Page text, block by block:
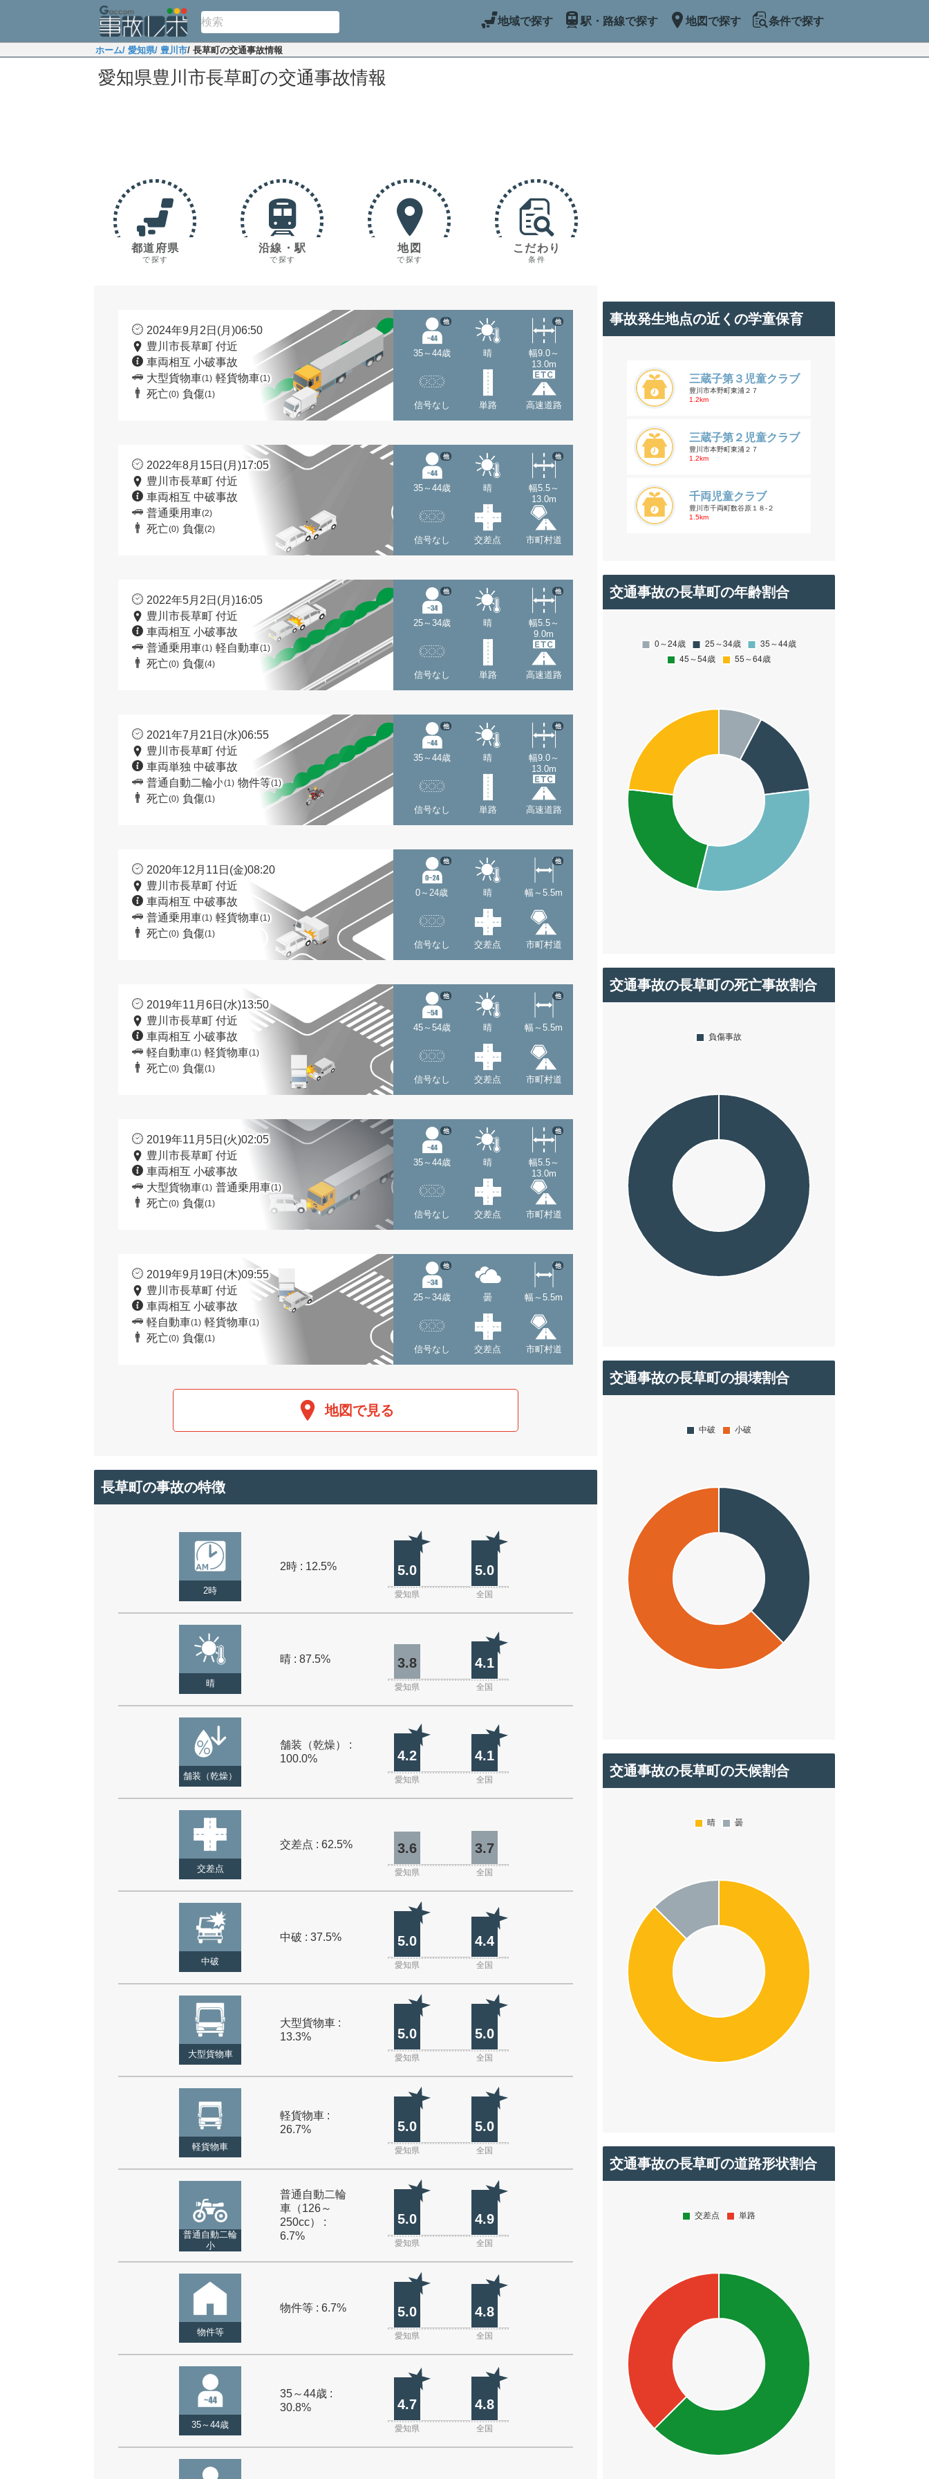
地域で探す 駅・路線で探す 地図で探す 条件で探す
ホーム/ 愛知県/ 豊川市/ 長草町の交通事故情報
愛知県豊川市長草町の交通事故情報
都道府県
で探す
沿線・駅
で探す
地図
で探す
こだわり
条件
2024年9月2日(月)06:50
豊川市長草町 付近
車両相互 小破事故
大型貨物車(1) 軽貨物車(1)
死亡(0) 負傷(1)
35～44歳
他
晴
幅9.0～
13.0m
他
信号なし 単路 高速道路
2022年8月15日(月)17:05
豊川市長草町 付近
車両相互 中破事故
普通乗用車(2)
死亡(0) 負傷(2)
35～44歳
他
晴
幅5.5～
13.0m
他
信号なし 交差点 市町村道
2022年5月2日(月)16:05
豊川市長草町 付近
車両相互 小破事故
普通乗用車(1) 軽自動車(1)
死亡(0) 負傷(4)
25～34歳
他
晴
幅5.5～
9.0m
他
信号なし 単路 高速道路
2021年7月21日(水)06:55
豊川市長草町 付近
車両単独 中破事故
普通自動二輪小(1) 物件等(1)
死亡(0) 負傷(1)
35～44歳
他
晴
幅9.0～
13.0m
他
信号なし 単路 高速道路
2020年12月11日(金)08:20
豊川市長草町 付近
車両相互 中破事故
普通乗用車(1) 軽貨物車(1)
死亡(0) 負傷(1)
0～24歳
他
晴 幅～5.5m
他
信号なし 交差点 市町村道
2019年11月6日(水)13:50
豊川市長草町 付近
車両相互 小破事故
軽自動車(1) 軽貨物車(1)
死亡(0) 負傷(1)
45～54歳
他
晴 幅～5.5m
他
信号なし 交差点 市町村道
2019年11月5日(火)02:05
豊川市長草町 付近
車両相互 小破事故
大型貨物車(1) 普通乗用車(1)
死亡(0) 負傷(1)
35～44歳
他
晴
幅5.5～
13.0m
他
信号なし 交差点 市町村道
2019年9月19日(木)09:55
豊川市長草町 付近
車両相互 小破事故
軽自動車(1) 軽貨物車(1)
死亡(0) 負傷(1)
25～34歳
他
曇 幅～5.5m
他
信号なし 交差点 市町村道
地図で見る
長草町の事故の特徴
2時
2時 : 12.5% 5.0 5.0
愛知県 全国
晴
晴 : 87.5% 3.8 4.1
愛知県 全国
舗装（乾燥）
舗装（乾燥） :
100.0%
4.2 4.1
愛知県 全国
交差点
交差点 : 62.5% 3.6 3.7
愛知県 全国
中破
中破 : 37.5% 5.0 4.4
愛知県 全国
大型貨物車
大型貨物車 :
13.3%
5.0 5.0
愛知県 全国
軽貨物車
軽貨物車 :
26.7%
5.0 5.0
愛知県 全国
普通自動二輪
小
普通自動二輪
車（126～
250cc） :
6.7%
5.0 4.9
愛知県 全国
物件等
物件等 : 6.7% 5.0 4.8
愛知県 全国
35～44歳
35～44歳 :
30.8%
4.7 4.8
愛知県 全国
事故発生地点の近くの学童保育
三蔵子第３児童クラブ
豊川市本野町東浦２７
1.2km
三蔵子第２児童クラブ
豊川市本野町東浦２７
1.2km
千両児童クラブ
豊川市千両町数谷原１８-２
1.5km
交通事故の長草町の年齢割合
交通事故の長草町の死亡事故割合
交通事故の長草町の損壊割合
交通事故の長草町の天候割合
交通事故の長草町の道路形状割合